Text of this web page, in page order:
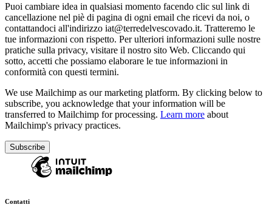
Puoi cambiare idea in qualsiasi momento facendo clic sul link di
cancellazione nel piè di pagina di ogni email che ricevi da noi, o
contattandoci all'indirizzo iat@terredelvescovado.it. Tratteremo le
tue informazioni con rispetto. Per ulteriori informazioni sulle nostre
pratiche sulla privacy, visitare il nostro sito Web. Cliccando qui
sotto, accetti che possiamo elaborare le tue informazioni in
conformità con questi termini.
We use Mailchimp as our marketing platform. By clicking below to
subscribe, you acknowledge that your information will be
transferred to Mailchimp for processing. Learn more about
Mailchimp's privacy practices.
Contatti